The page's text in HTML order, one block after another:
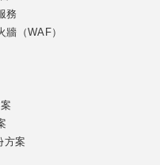
務
牆（WAF）
方案